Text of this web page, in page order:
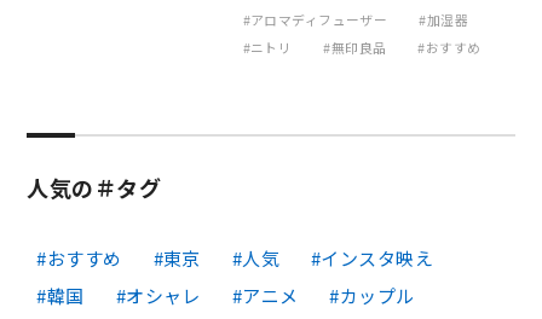
アロマディフューザー
加湿器
ニトリ
無印良品 おすすめ
人気の＃タグ
おすすめ 東京 人気
インスタ映え
韓国
オシャレ アニメ
カップル